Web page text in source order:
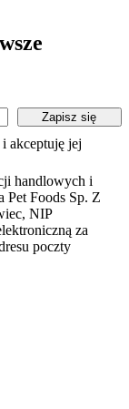
akceptuję jej
handlowych i
Pet Foods Sp. Z
NIP
za
poczty